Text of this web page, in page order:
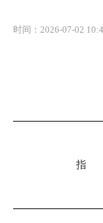
时间：2026-07-02